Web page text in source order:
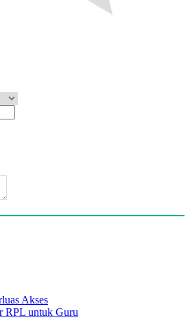
Akses
RPL untuk Guru